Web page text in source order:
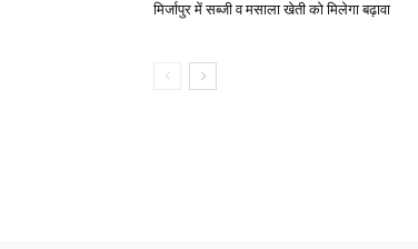
मिर्जापुर में सब्जी व मसाला खेती को मिलेगा बढ़ावा